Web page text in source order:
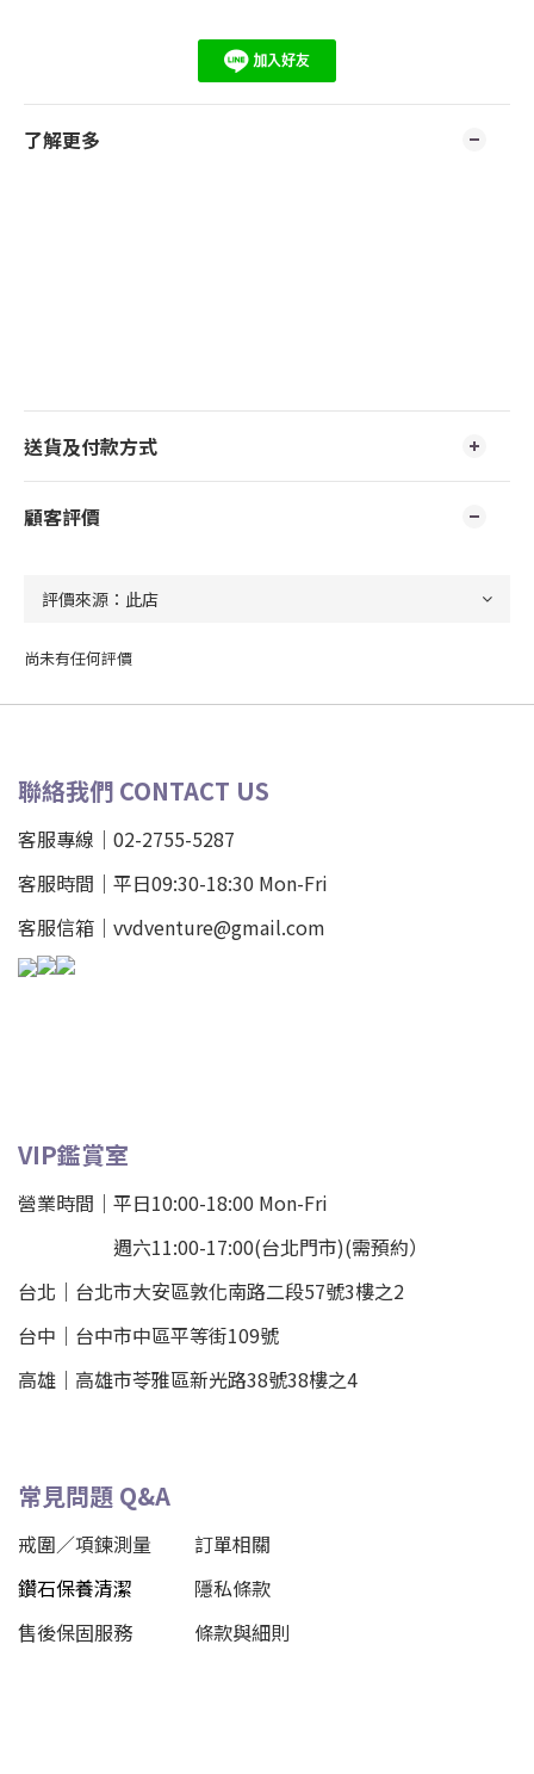
了解更多
送貨及付款方式
顧客評價
尚未有任何評價
聯絡我們 CONTACT US
客服專線｜02-2755-5287
客服時間｜平日09:30-18:30 Mon-Fri
客服信箱｜vvdventure@gmail.com
VIP鑑賞室
營業時間｜平日10:00-18:00 Mon-Fri
週六11:00-17:00(台北門市)(需預約）
台北 ｜ 台北市大安區敦化南路二段57號3樓之2
台中｜ 台中市中區平等街109號
高雄｜ 高雄市苓雅區新光路38號38樓之4
常見問題 Q&A
戒圍／項鍊測量
訂單相關
鑽石保養清潔
隱私條款
售後保固服務
條款與細則